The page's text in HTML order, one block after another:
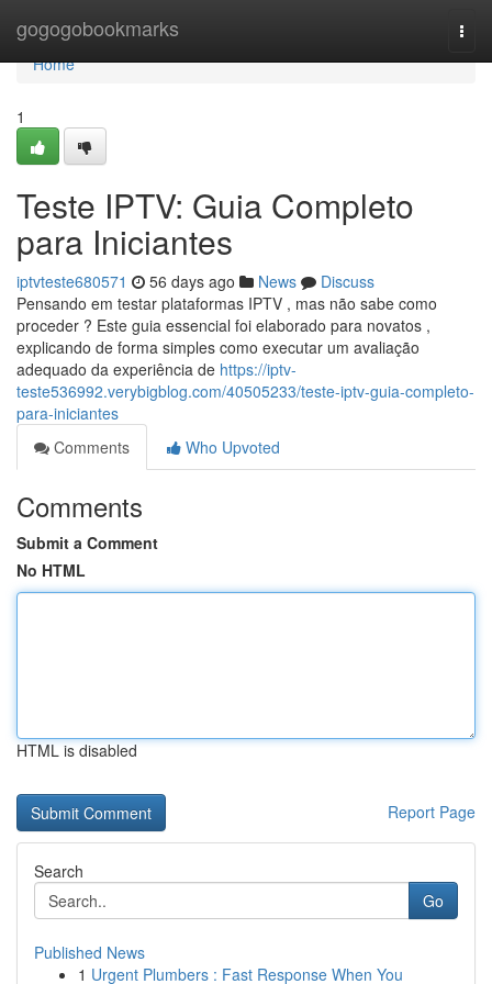
gogogobookmarks
Home
Home
1
Teste IPTV: Guia Completo
para Iniciantes
iptvteste680571 56 days ago News
Discuss
Pensando em testar plataformas IPTV , mas não sabe como
proceder ? Este guia essencial foi elaborado para novatos ,
explicando de forma simples como executar um avaliação
adequado da experiência de https://iptv-
teste536992.verybigblog.com/40505233/teste-iptv-guia-completo-
para-iniciantes
Comments
Who Upvoted
Comments
Submit a Comment
No HTML
HTML is disabled
Report Page
Search
Go
Published News
1 Urgent Plumbers : Fast Response When You